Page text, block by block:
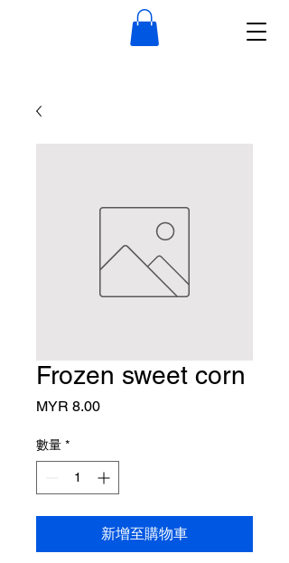
Frozen sweet corn
MYR 8.00價
數量 *
新增至購物車